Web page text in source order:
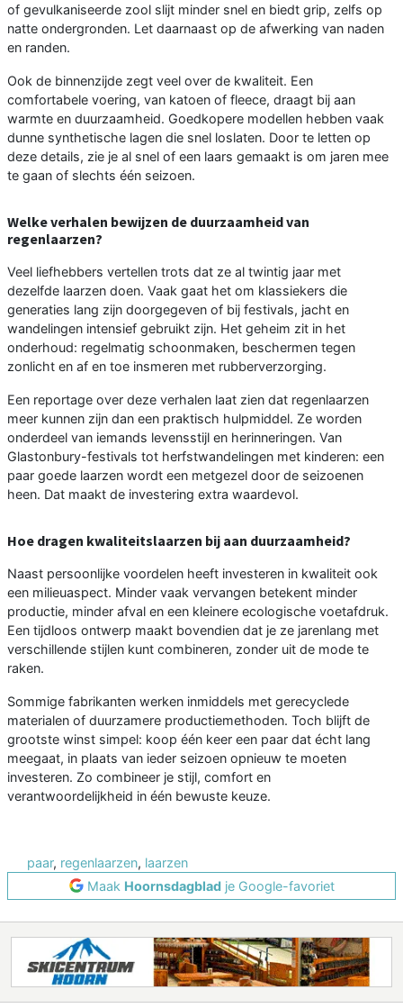
of gevulkaniseerde zool slijt minder snel en biedt grip, zelfs op
natte ondergronden. Let daarnaast op de afwerking van naden
en randen.
Ook de binnenzijde zegt veel over de kwaliteit. Een
comfortabele voering, van katoen of fleece, draagt bij aan
warmte en duurzaamheid. Goedkopere modellen hebben vaak
dunne synthetische lagen die snel loslaten. Door te letten op
deze details, zie je al snel of een laars gemaakt is om jaren mee
te gaan of slechts één seizoen.
Welke verhalen bewijzen de duurzaamheid van
regenlaarzen?
Veel liefhebbers vertellen trots dat ze al twintig jaar met
dezelfde laarzen doen. Vaak gaat het om klassiekers die
generaties lang zijn doorgegeven of bij festivals, jacht en
wandelingen intensief gebruikt zijn. Het geheim zit in het
onderhoud: regelmatig schoonmaken, beschermen tegen
zonlicht en af en toe insmeren met rubberverzorging.
Een reportage over deze verhalen laat zien dat regenlaarzen
meer kunnen zijn dan een praktisch hulpmiddel. Ze worden
onderdeel van iemands levensstijl en herinneringen. Van
Glastonbury-festivals tot herfstwandelingen met kinderen: een
paar goede laarzen wordt een metgezel door de seizoenen
heen. Dat maakt de investering extra waardevol.
Hoe dragen kwaliteitslaarzen bij aan duurzaamheid?
Naast persoonlijke voordelen heeft investeren in kwaliteit ook
een milieuaspect. Minder vaak vervangen betekent minder
productie, minder afval en een kleinere ecologische voetafdruk.
Een tijdloos ontwerp maakt bovendien dat je ze jarenlang met
verschillende stijlen kunt combineren, zonder uit de mode te
raken.
Sommige fabrikanten werken inmiddels met gerecyclede
materialen of duurzamere productiemethoden. Toch blijft de
grootste winst simpel: koop één keer een paar dat écht lang
meegaat, in plaats van ieder seizoen opnieuw te moeten
investeren. Zo combineer je stijl, comfort en
verantwoordelijkheid in één bewuste keuze.
paar, regenlaarzen, laarzen
Maak Hoornsdagbladje Google-favoriet